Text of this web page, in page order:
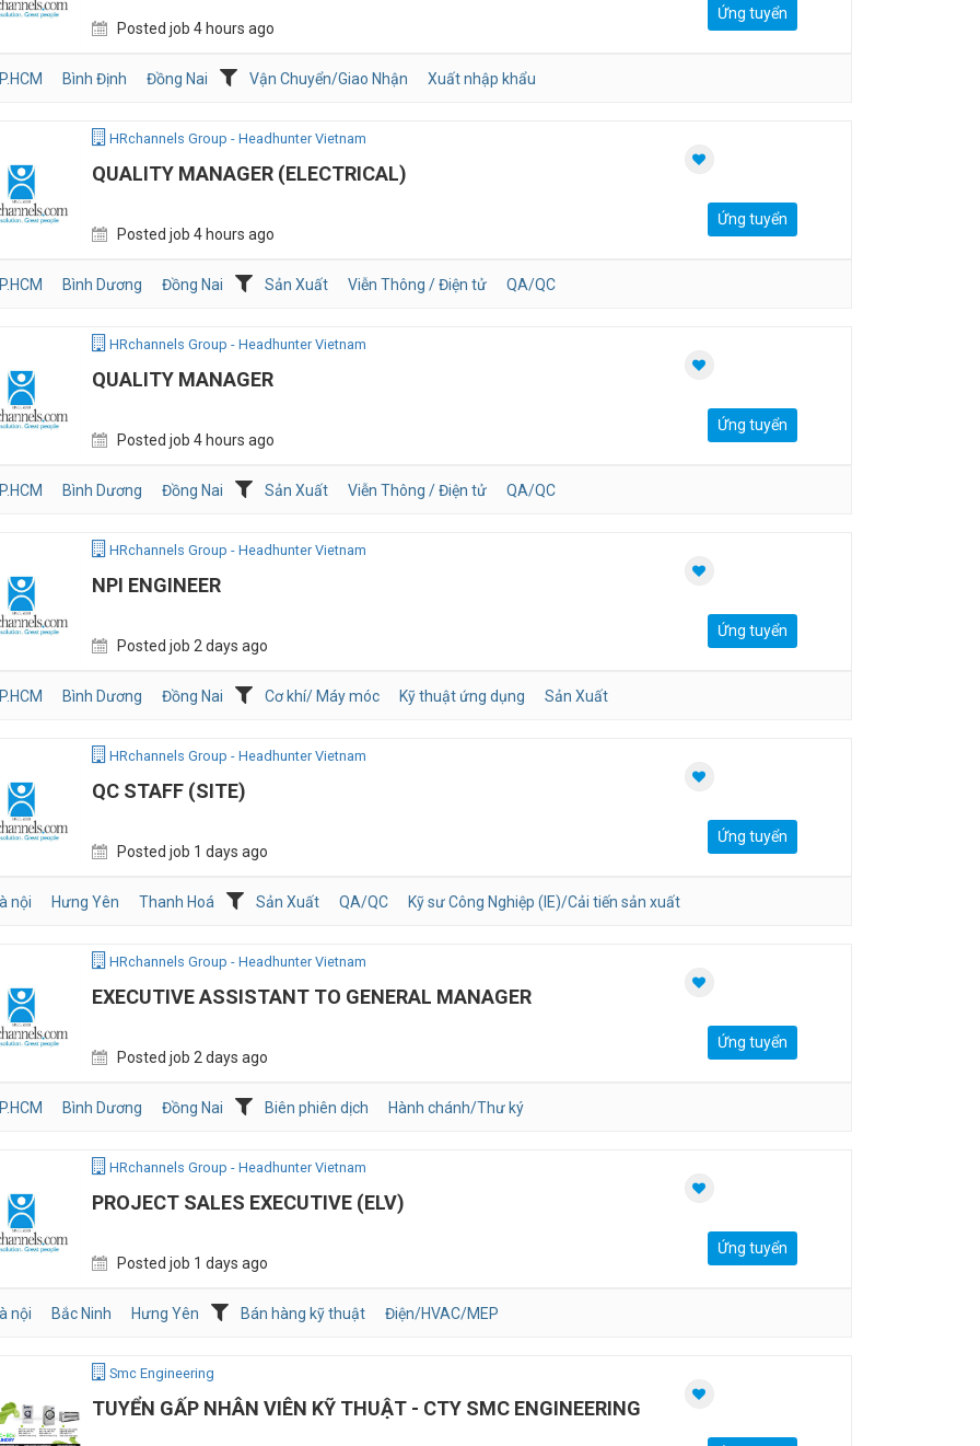
Posted job 4 hours ago
Ứng tuyển
Bình Định Đồng Nai Vận Chuyển/Giao Nhận Xuất nhập khẩu
HRchannels Group - Headhunter Vietnam
QUALITY MANAGER (ELECTRICAL)
Posted job 4 hours ago
Ứng tuyển
Bình Dương Đồng Nai Sản Xuất Viễn Thông / Điện tử QA/QC
HRchannels Group - Headhunter Vietnam
QUALITY MANAGER
Posted job 4 hours ago
Ứng tuyển
Bình Dương Đồng Nai Sản Xuất Viễn Thông / Điện tử QA/QC
HRchannels Group - Headhunter Vietnam
NPI ENGINEER
Posted job 2 days ago
Ứng tuyển
Bình Dương Đồng Nai Cơ khí/ Máy móc Kỹ thuật ứng dụng Sản Xuất
HRchannels Group - Headhunter Vietnam
QC STAFF (SITE)
Posted job 1 days ago
Ứng tuyển
nội Hưng Yên Thanh Hoá Sản Xuất QA/QC Kỹ sư Công Nghiệp (IE)/Cải tiến sản xuất
HRchannels Group - Headhunter Vietnam
EXECUTIVE ASSISTANT TO GENERAL MANAGER
Posted job 2 days ago
Ứng tuyển
Bình Dương Đồng Nai Biên phiên dịch Hành chánh/Thư ký
HRchannels Group - Headhunter Vietnam
PROJECT SALES EXECUTIVE (ELV)
Posted job 1 days ago
Ứng tuyển
nội Bắc Ninh Hưng Yên Bán hàng kỹ thuật Điện/HVAC/MEP
Smc Engineering
TUYỂN GẤP NHÂN VIÊN KỸ THUẬT - CTY SMC ENGINEERING